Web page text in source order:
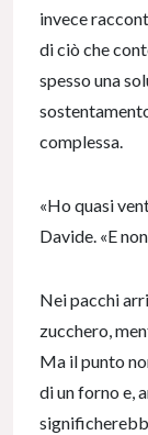
invece
di ciò che
spesso una
complessa.
«Ho quasi
Davide. «E
Nei pacchi
zucchero,
Ma il punto
di un forno e,